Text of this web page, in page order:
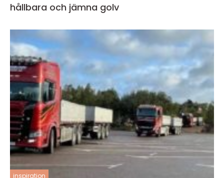
hållbara och jämna golv
inspiration